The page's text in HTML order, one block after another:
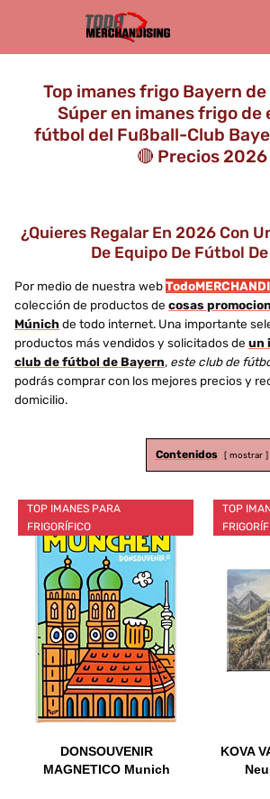
Top imanes frigo Bayern
Súper en imanes frigo de
fútbol del Fußball-Club
🔴 Precios 2026
¿Quieres Regalar En 2026 Con
De Equipo De Fútbol
Por medio de nuestra web
colección de productos de cosas
Múnichde todo internet. Una importante
productos más vendidos y solicitados de un
club de fútbol de Bayern, este club de
podrás comprar con los mejores precios y
domicilio.
Contenidos mostrar
TOP IMANES PARA
FRIGORÍFICO
DONSOUVENIR
MAGNETICO Munich
TOP
KOVA